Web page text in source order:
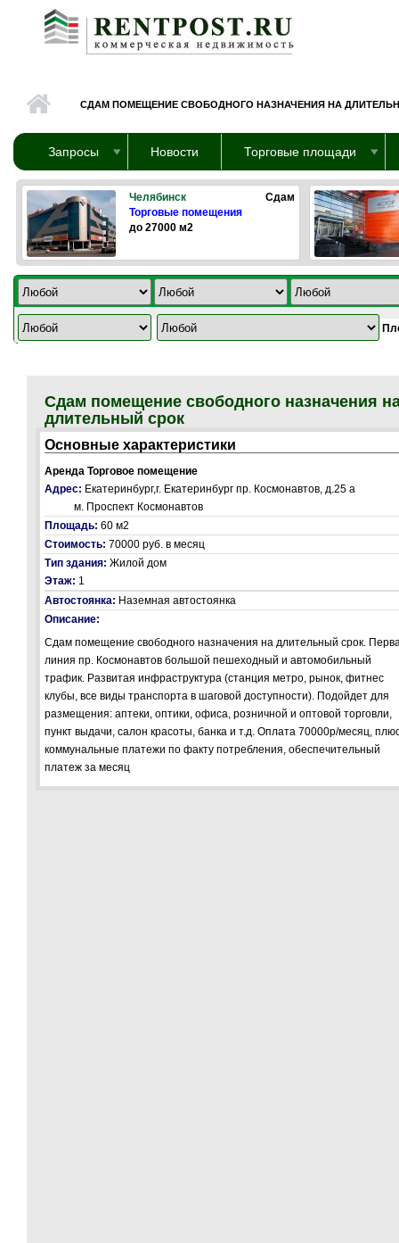
Перейти к основному содержанию
СДАМ ПОМЕЩЕНИЕ СВОБОДНОГО НАЗНАЧЕНИЯ НА
Запросы Новости Торговые площади
Челябинск
Сдам
Торговые помещения
до 27000 м2
Сдам помещение свободного назначения
длительный срок
Основные характеристики
Аренда Торговое помещение
Адрес: Екатеринбург,г. Екатеринбург пр. Космонавтов, д.25 а
м. Проспект Космонавтов
Площадь: 60 м2
Стоимость: 70000 руб. в месяц
Тип здания: Жилой дом
Этаж: 1
Автостоянка: Наземная автостоянка
Описание:
Сдам помещение свободного назначения на длительный срок.
линия пр. Космонавтов большой пешеходный и автомобильный
трафик. Развитая инфраструктура (станция метро, рынок, фитнес
клубы, все виды транспорта в шаговой доступности). Подойдет для
размещения: аптеки, оптики, офиса, розничной и оптовой торговли,
пункт выдачи, салон красоты, банка и т.д. Оплата 70000р/месяц,
коммунальные платежи по факту потребления, обеспечительный
платеж за месяц